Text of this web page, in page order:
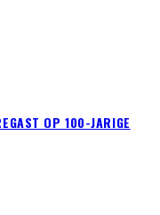
OP 100-JARIGE